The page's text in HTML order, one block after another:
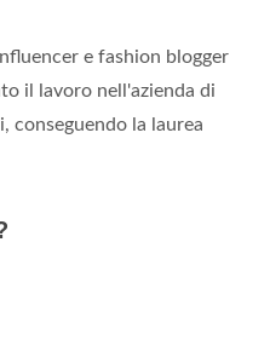
e fashion blogger
il lavoro nell'azienda di
conseguendo la laurea